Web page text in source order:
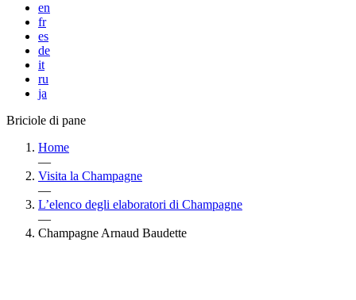
en
fr
es
de
it
ru
ja
Briciole di pane
Home
—
Visita la Champagne
—
L’elenco degli elaboratori di Champagne
—
Champagne Arnaud Baudette